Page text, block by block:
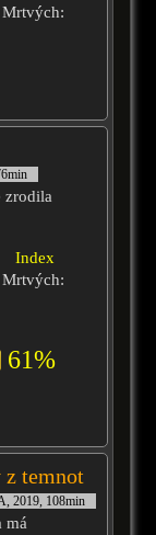
Mrtvých:
zrodila
Index
Mrtvých:
61%
temnot
2019, 108min
má